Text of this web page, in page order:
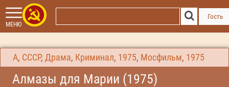
МЕНЮ
Гость
А, СССР, Драма, Криминал, 1975, Мосфильм, 1975
Алмазы для Марии (1975)